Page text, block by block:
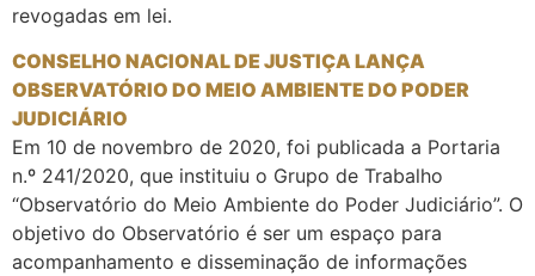
revogadas em lei.
CONSELHO NACIONAL DE JUSTIÇA LANÇA
OBSERVATÓRIO DO MEIO AMBIENTE DO PODER
JUDICIÁRIO
Em 10 de novembro de 2020, foi publicada a Portaria
n.º 241/2020, que instituiu o Grupo de Trabalho
“Observatório do Meio Ambiente do Poder Judiciário”. O
objetivo do Observatório é ser um espaço para
acompanhamento e disseminação de informações